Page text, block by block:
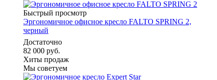
Быстрый просмотр
Эргономичное офисное кресло FALTO SPRING 2,
черный
Достаточно
82 000 руб.
Хиты продаж
Мы советуем